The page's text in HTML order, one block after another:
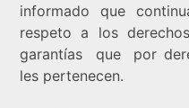
informado que
respeto a los
garantías que por
les pertenecen.